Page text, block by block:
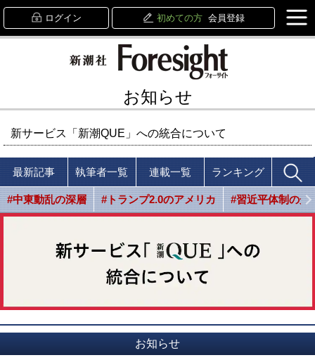
ログイン 初めての方 会員登録
お知らせ
新サービス「新潮QUE」への統合について
最新記事 執筆者一覧 連載一覧 ランキング
#中東動乱の深層 #トランプ2.0のアメリカ #習近平体制の光
お知らせ